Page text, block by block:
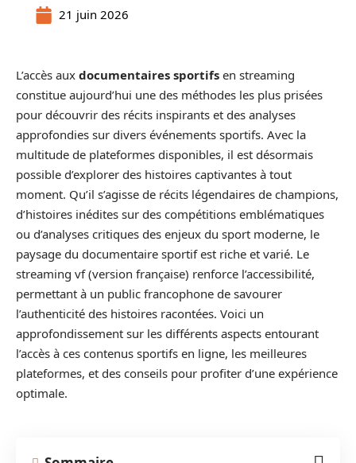
21 juin 2026
L’accès aux documentaires sportifs en streaming
constitue aujourd’hui une des méthodes les plus prisées
pour découvrir des récits inspirants et des analyses
approfondies sur divers événements sportifs. Avec la
multitude de plateformes disponibles, il est désormais
possible d’explorer des histoires captivantes à tout
moment. Qu’il s’agisse de récits légendaires de champions,
d’histoires inédites sur des compétitions emblématiques
ou d’analyses critiques des enjeux du sport moderne, le
paysage du documentaire sportif est riche et varié. Le
streaming vf (version française) renforce l’accessibilité,
permettant à un public francophone de savourer
l’authenticité des histoires racontées. Voici un
approfondissement sur les différents aspects entourant
l’accès à ces contenus sportifs en ligne, les meilleures
plateformes, et des conseils pour profiter d’une expérience
optimale.